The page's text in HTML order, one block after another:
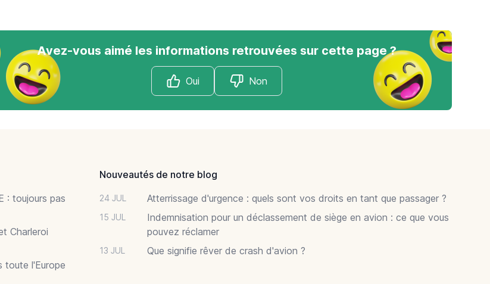
Avez-vous aimé les informations retrouvées sur cette page ?
Oui Non
: toujours pas
Charleroi
toute l'Europe
Nouveautés de notre blog
24 JUL Atterrissage d'urgence : quels sont vos droits en tant que passager ?
15 JUL
Indemnisation pour un déclassement de siège en avion : ce que vous
pouvez réclamer
13 JUL Que signifie rêver de crash d'avion ?